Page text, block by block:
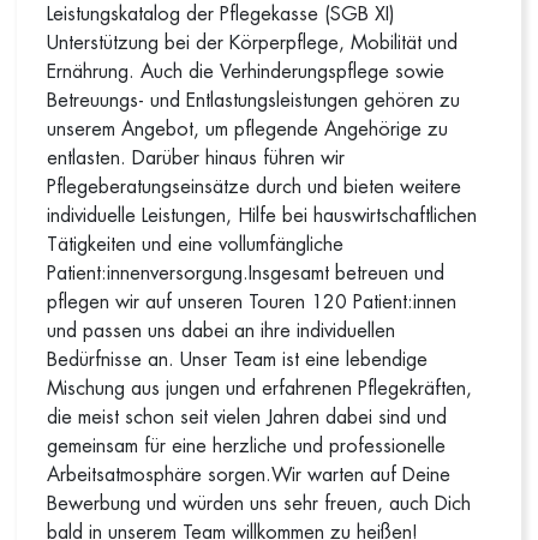
Leistungskatalog der Pflegekasse (SGB XI)
Unterstützung bei der Körperpflege, Mobilität und
Ernährung. Auch die Verhinderungspflege sowie
Betreuungs- und Entlastungsleistungen gehören zu
unserem Angebot, um pflegende Angehörige zu
entlasten. Darüber hinaus führen wir
Pflegeberatungseinsätze durch und bieten weitere
individuelle Leistungen, Hilfe bei hauswirtschaftlichen
Tätigkeiten und eine vollumfängliche
Patient:innenversorgung.Insgesamt betreuen und
pflegen wir auf unseren Touren 120 Patient:innen
und passen uns dabei an ihre individuellen
Bedürfnisse an. Unser Team ist eine lebendige
Mischung aus jungen und erfahrenen Pflegekräften,
die meist schon seit vielen Jahren dabei sind und
gemeinsam für eine herzliche und professionelle
Arbeitsatmosphäre sorgen.Wir warten auf Deine
Bewerbung und würden uns sehr freuen, auch Dich
bald in unserem Team willkommen zu heißen!